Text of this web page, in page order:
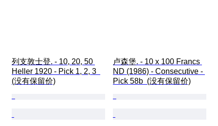
列支敦士登. - 10, 20, 50
Heller 1920 - Pick 1, 2, 3
(没有保留价)
卢森堡. - 10 x 100 Francs
ND (1986) - Consecutive -
Pick 58b  (没有保留价)